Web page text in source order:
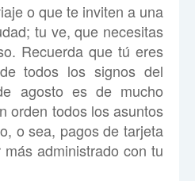
o que te inviten a una
tu ve, que necesitas
Recuerda que tú eres
todos los signos del
agosto es de mucho
orden todos los asuntos
o sea, pagos de tarjeta
administrado con tu